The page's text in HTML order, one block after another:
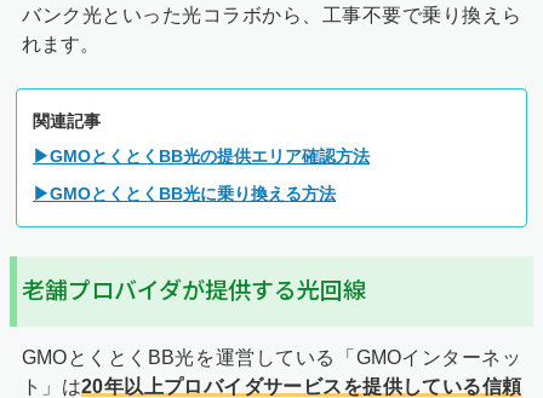
バンク光といった光コラボから、工事不要で乗り換えら
れます。
関連記事
▶GMOとくとくBB光の提供エリア確認方法
▶GMOとくとくBB光に乗り換える方法
老舗プロバイダが提供する光回線
GMOとくとくBB光を運営している「GMOインターネッ
ト」は20年以上プロバイダサービスを提供している信頼